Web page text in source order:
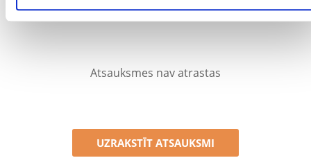
Atsauksmes nav atrastas
UZRAKSTĪT ATSAUKSMI